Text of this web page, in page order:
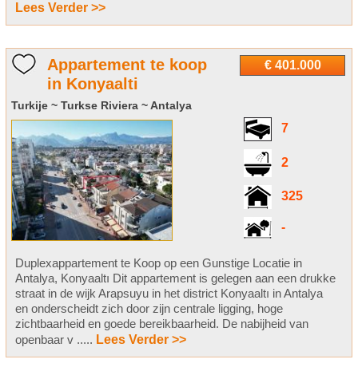
Lees Verder >>
€ 401.000
Appartement te koop
in Konyaalti
Turkije ~ Turkse Riviera ~ Antalya
7
2
325
-
Duplexappartement te Koop op een Gunstige Locatie in
Antalya, Konyaaltı Dit appartement is gelegen aan een drukke
straat in de wijk Arapsuyu in het district Konyaaltı in Antalya
en onderscheidt zich door zijn centrale ligging, hoge
zichtbaarheid en goede bereikbaarheid. De nabijheid van
openbaar v ..... Lees Verder >>